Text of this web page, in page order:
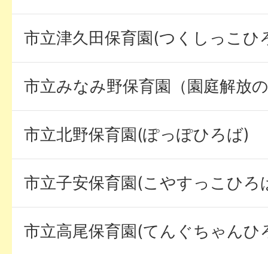
市立津久田保育園(つくしっこひ
市立みなみ野保育園（園庭解放
市立北野保育園(ぽっぽひろば)
市立子安保育園(こやすっこひろ
市立高尾保育園(てんぐちゃんひ